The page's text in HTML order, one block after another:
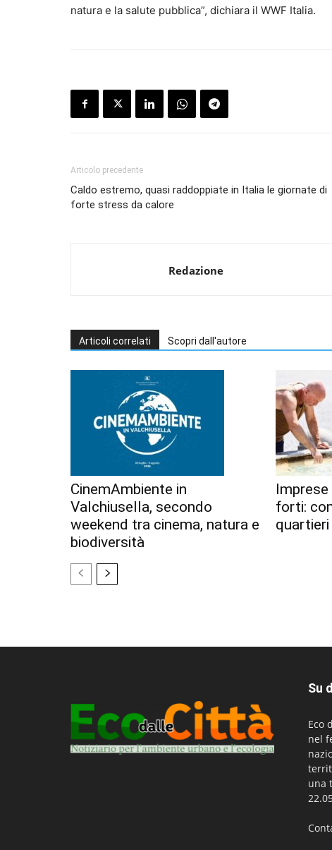
natura e la salute pubblica”, dichiara il WWF Italia.
Articolo precedente
Caldo estremo, quasi raddoppiate in Italia le giornate di
forte stress da calore
Redazione
Articoli correlati Scopri dall'autore
CinemAmbiente in
Valchiusella, secondo
weekend tra cinema, natura e
biodiversità
forti:
Su
Eco
nel
una